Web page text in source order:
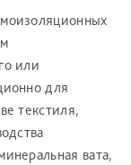
или
для
текстиля,
вата,